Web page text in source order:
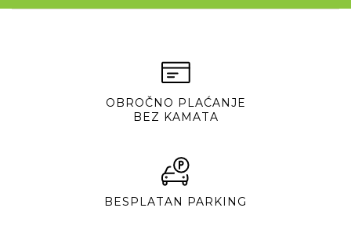
OBROČNO PLAĆANJE
BEZ KAMATA
BESPLATAN PARKING